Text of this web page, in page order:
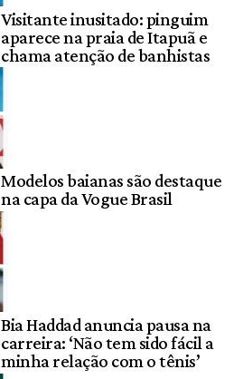
Visitante inusitado: pinguim
aparece na praia de Itapuã e
chama atenção de banhistas
Modelos baianas são destaque
na capa da Vogue Brasil
Bia Haddad anuncia pausa na
carreira: ‘Não tem sido fácil a
minha relação com o tênis’